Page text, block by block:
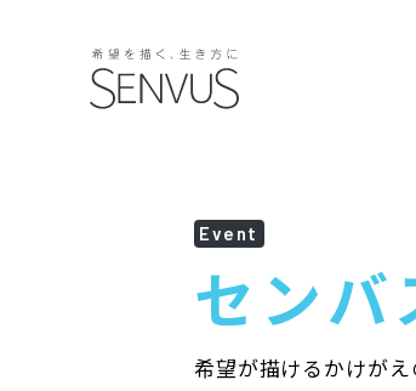
Event
センバ
希望が描けるかけが